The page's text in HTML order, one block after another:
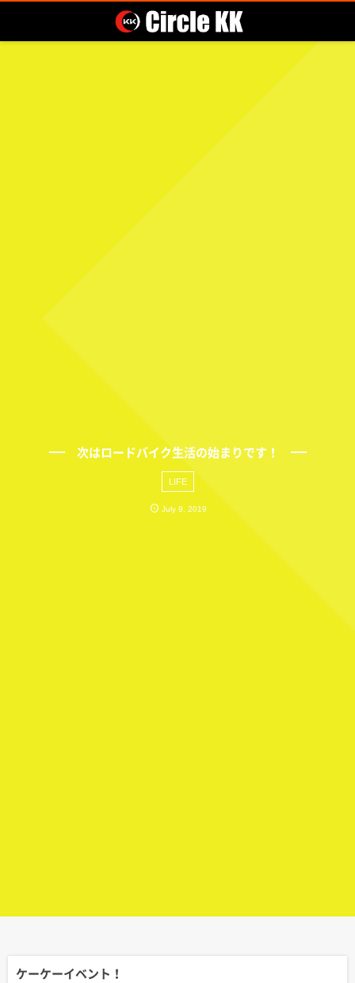
次はロードバイク生活の始まりです！
LIFE
July 9 2019
ケーケーイベント！